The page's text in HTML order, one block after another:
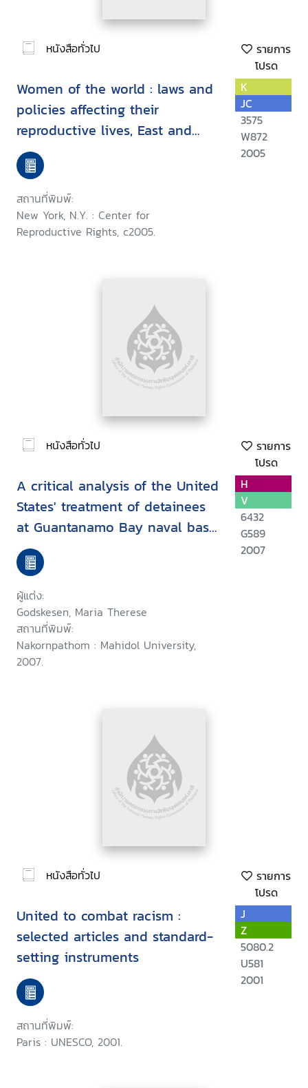
หนังสือทั่วไป
รายการ
โปรด
Women of the world : laws and
policies affecting their
reproductive lives, East and
Southeast Asia
สถานที่พิมพ์:
New York, N.Y. : Center for
Reproductive Rights, c2005.
K
JC
3575
W872
2005
หนังสือทั่วไป
รายการ
โปรด
A critical analysis of the United
States' treatment of detainees
at Guantanamo Bay naval base
in the context ofinternational
law
ผู้แต่ง:
Godskesen, Maria Therese
สถานที่พิมพ์:
Nakornpathom : Mahidol University,
2007.
H
V
6432
G589
2007
หนังสือทั่วไป
รายการ
โปรด
United to combat racism :
selected articles and standard-
setting instruments
สถานที่พิมพ์:
Paris : UNESCO, 2001.
J
Z
5080.2
U581
2001